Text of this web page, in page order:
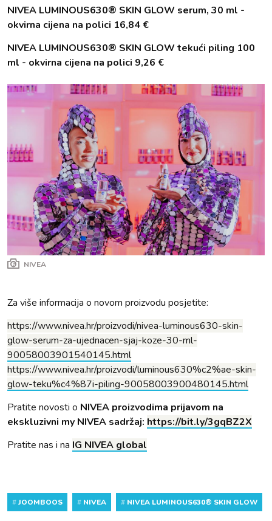
NIVEA LUMINOUS630® SKIN GLOW serum, 30 ml -
okvirna cijena na polici 16,84 €
NIVEA LUMINOUS630® SKIN GLOW tekući piling 100
ml - okvirna cijena na polici 9,26 €
NIVEA
Za više informacija o novom proizvodu posjetite:
https://www.nivea.hr/proizvodi/nivea-luminous630-skin-
glow-serum-za-ujednacen-sjaj-koze-30-ml-
90058003901540145.html
https://www.nivea.hr/proizvodi/luminous630%c2%ae-skin-
glow-teku%c4%87i-piling-90058003900480145.html
Pratite novosti o NIVEA proizvodima prijavom na
ekskluzivni my NIVEA sadržaj: https://bit.ly/3gqBZ2X
Pratite nas i na IG NIVEA global
#JOOMBOOS # NIVEA # NIVEA LUMINOUS630® SKIN GLOW